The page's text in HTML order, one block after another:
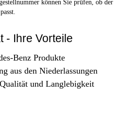
können Sie prüfen, ob der
- Ihre Vorteile
Benz Produkte
aus den Niederlassungen
und Langlebigkeit